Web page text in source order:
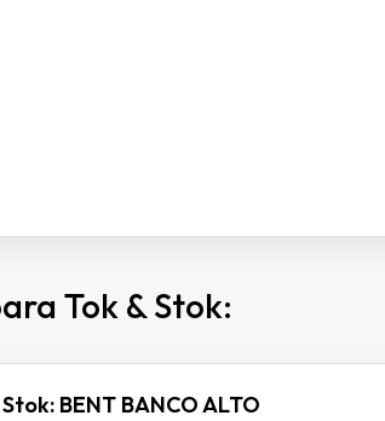
Tok & Stok:
BENT BANCO ALTO